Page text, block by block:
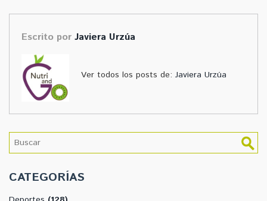
Escrito por Javiera Urzúa
Ver todos los posts de: Javiera Urzúa
CATEGORÍAS